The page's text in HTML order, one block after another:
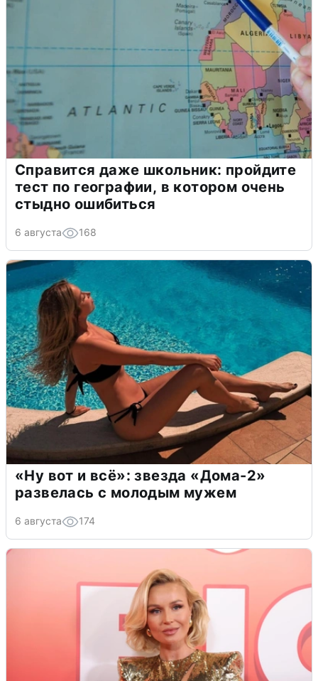
Справится даже школьник: пройдите
тест по географии, в котором очень
стыдно ошибиться
6 августа 168
«Ну вот и всё»: звезда «Дома-2»
развелась с молодым мужем
6 августа 174